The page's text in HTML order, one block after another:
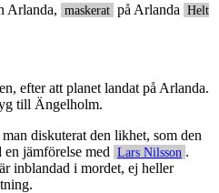
Arlanda, maskerat på Arlanda Helt
efter att planet landat på Arlanda.
till Ängelholm.
man diskuterat den likhet, som den
en jämförelse med Lars Nilsson .
inblandad i mordet, ej heller